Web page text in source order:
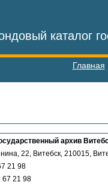
каталог
Главная
архив
22, Витебск, 210015,
21 98
67 21 98